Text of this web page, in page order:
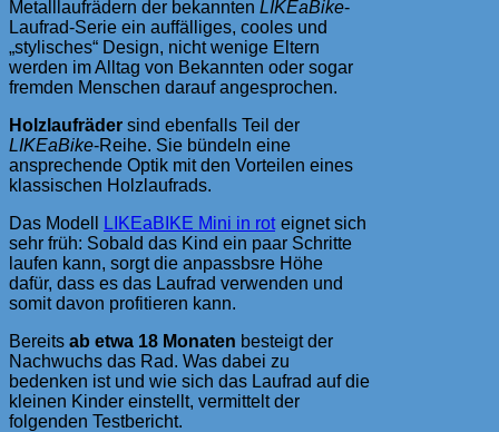
Metalllaufrädern der bekannten LIKEaBike-
Laufrad-Serie ein auffälliges, cooles und
„stylisches“ Design, nicht wenige Eltern
werden im Alltag von Bekannten oder sogar
fremden Menschen darauf angesprochen.
Holzlaufräder sind ebenfalls Teil der
LIKEaBike-Reihe. Sie bündeln eine
ansprechende Optik mit den Vorteilen eines
klassischen Holzlaufrads.
Das Modell
LIKEaBIKE Mini in rot eignet sich
sehr früh: Sobald das Kind ein paar Schritte
laufen kann, sorgt die anpassbsre Höhe
dafür, dass es das Laufrad verwenden und
somit davon profitieren kann.
Bereits ab etwa 18 Monaten besteigt der
Nachwuchs das Rad. Was dabei zu
bedenken ist und wie sich das Laufrad auf die
kleinen Kinder einstellt, vermittelt der
folgenden Testbericht.